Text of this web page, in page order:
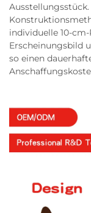
individuelle 10-
Erscheinungsbild
so einen